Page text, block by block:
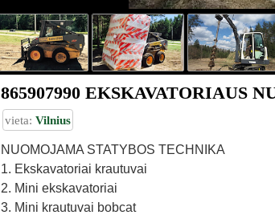
865907990 EKSKAVATORIAUS
vieta: Vilnius
NUOMOJAMA STATYBOS TECHNIKA
1. Ekskavatoriai krautuvai
2. Mini ekskavatoriai
3. Mini krautuvai bobcat